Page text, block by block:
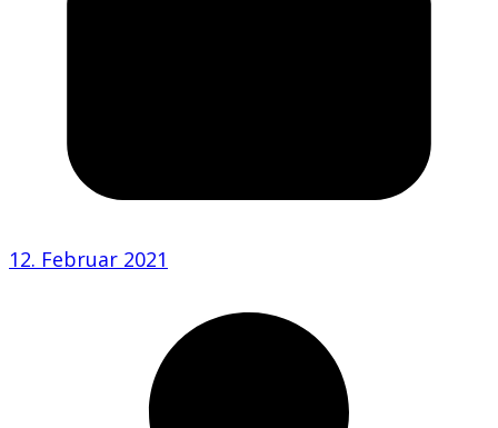
12. Februar 2021